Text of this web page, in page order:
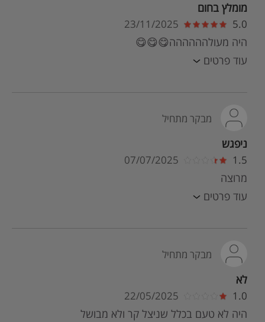
מומלץ בחום
5.0
23/11/2025
היה מעולהההההה😋😋😋
עוד פרטים
מבקר מתחיל
ניפגש
1.5
07/07/2025
מרוצה
עוד פרטים
מבקר מתחיל
לא
1.0
22/05/2025
היה לא טעם בכלל שניצל קר ולא מבושל